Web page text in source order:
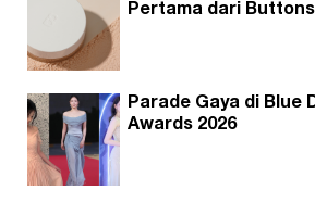
Pertama dari
Parade Gaya di Blue
Awards 2026